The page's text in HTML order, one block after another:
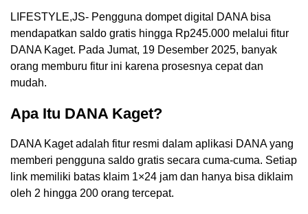
LIFESTYLE,JS- Pengguna dompet digital DANA bisa
mendapatkan saldo gratis hingga Rp245.000 melalui fitur
DANA Kaget. Pada Jumat, 19 Desember 2025, banyak
orang memburu fitur ini karena prosesnya cepat dan
mudah.
Apa Itu DANA Kaget?
DANA Kaget adalah fitur resmi dalam aplikasi DANA yang
memberi pengguna saldo gratis secara cuma-cuma. Setiap
link memiliki batas klaim 1×24 jam dan hanya bisa diklaim
oleh 2 hingga 200 orang tercepat.